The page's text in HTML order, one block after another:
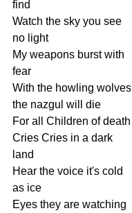
find
Watch the sky you see
no light
My weapons burst with
fear
With the howling wolves
the nazgul will
die
For all Children of death
Cries Cries in a dark
land
Hear the voice it's cold
as ice
Eyes they are watching